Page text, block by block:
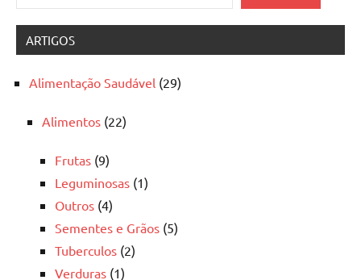
ARTIGOS
Alimentação Saudável (29)
Alimentos (22)
Frutas (9)
Leguminosas (1)
Outros (4)
Sementes e Grãos (5)
Tuberculos (2)
Verduras (1)